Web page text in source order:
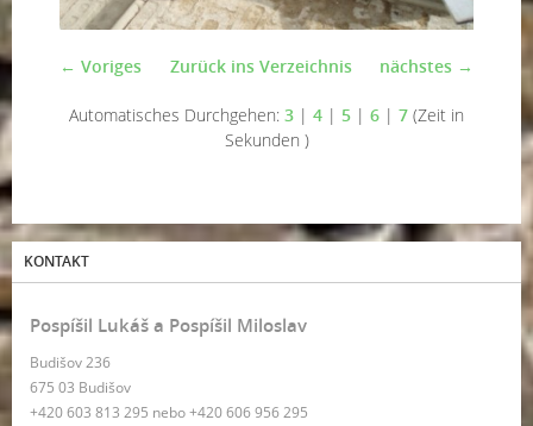
← Voriges nächstes →
Zurück ins Verzeichnis
Automatisches Durchgehen: 3 | 4 | 5 | 6 | 7 (Zeit in
Sekunden )
KONTAKT
Pospíšil Lukáš a Pospíšil Miloslav
Budišov 236
675 03 Budišov
+420 603 813 295 nebo +420 606 956 295